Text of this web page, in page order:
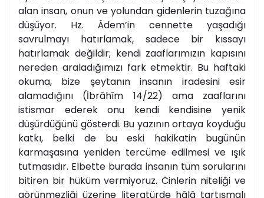
alan insan, onun ve yolundan gidenlerin tuzağına
düşüyor. Hz. Âdem’in cennette yaşadığı
savrulmayı hatırlamak, sadece bir kıssayı
hatırlamak değildir; kendi zaaflarımızın kapısını
nereden araladığımızı fark etmektir. Bu haftaki
okuma, bize şeytanın insanın iradesini esir
alamadığını (İbrâhîm 14/22) ama zaaflarını
istismar ederek onu kendi kendisine yenik
düşürdüğünü gösterdi. Bu yazının ortaya koyduğu
katkı, belki de bu eski hakikatin bugünün
karmaşasına yeniden tercüme edilmesi ve ışık
tutmasıdır. Elbette burada insanın tüm sorularını
bitiren bir hüküm vermiyoruz. Cinlerin niteliği ve
görünmezliği üzerine literatürde hâlâ tartışmalı